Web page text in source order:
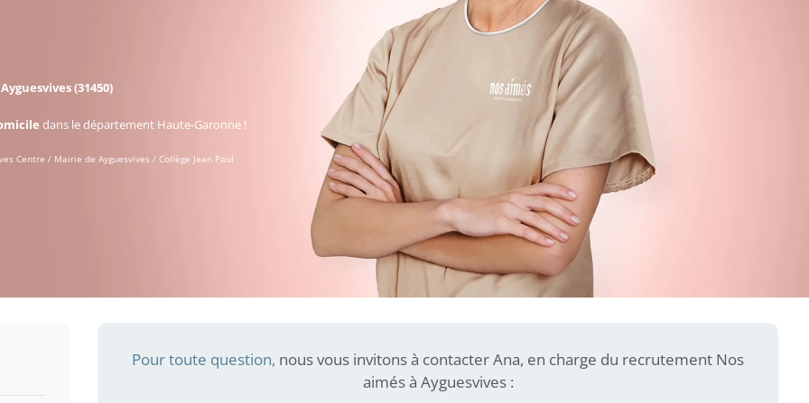
Ayguesvives (31450)
dans le département Haute-Garonne !
Centre / Mairie de Ayguesvives / Collège Jean Paul
Pour toute question, nous vous invitons à contacter Ana, en charge du recrutement Nos
aimés à Ayguesvives :